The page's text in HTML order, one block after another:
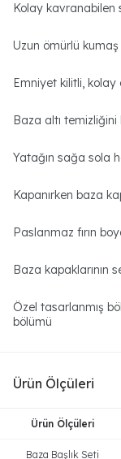
Ürün Ölçüleri
Ürün Ölçüleri
Baza Başlık Seti
Kolay kavranabilen
Uzun ömürlü
Emniyet kilitli, kolay
Baza altı
Yatağın sağa sola
Kapanırken baza
Paslanmaz fırın
Baza kapaklarının
Özel tasarlanmış
bölümü